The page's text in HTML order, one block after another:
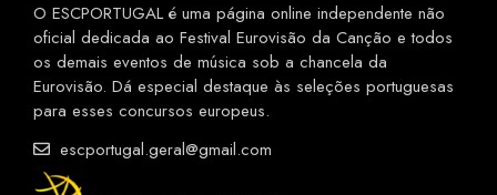
O ESCPORTUGAL é uma página online independente não
oficial dedicada ao Festival Eurovisão da Canção e todos
os demais eventos de música sob a chancela da
Eurovisão. Dá especial destaque às seleções portuguesas
para esses concursos europeus.
escportugal.geral@gmail.com